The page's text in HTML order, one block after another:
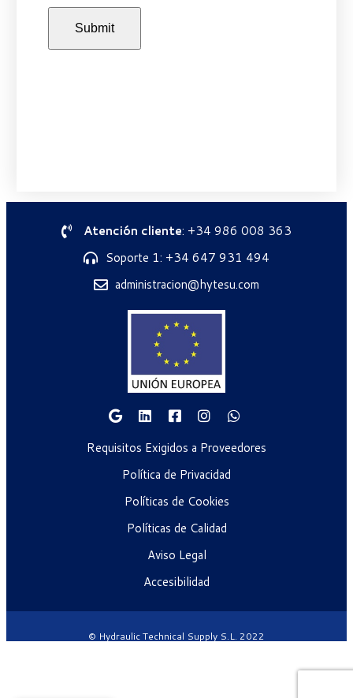
Atención cliente: +34 986 008 363
Soporte 1: +34 647 931 494
administracion@hytesu.com
Requisitos Exigidos a Proveedores
Política de Privacidad
Políticas de Cookies
Políticas de Calidad
Aviso Legal
Accesibilidad
© Hydraulic Technical Supply S.L. 2022